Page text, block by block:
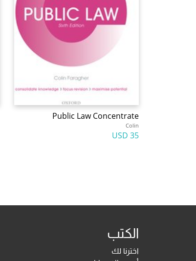
Public Law Concentrate
Colin
35 USD
الكتب
اخترنا لك